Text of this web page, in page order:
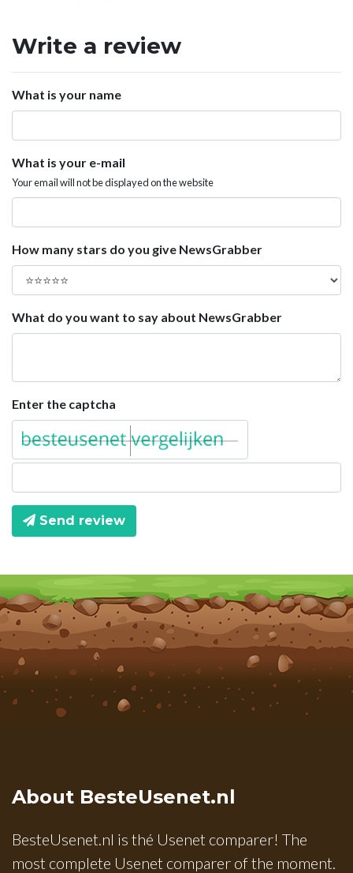
Write a review
What is your name
What is your e-mail
Your email will not be displayed on the website
How many stars do you give NewsGrabber
What do you want to say about NewsGrabber
Enter the captcha
Send review
About BesteUsenet.nl
BesteUsenet.nl is thé Usenet comparer! The
most complete Usenet comparer of the moment.